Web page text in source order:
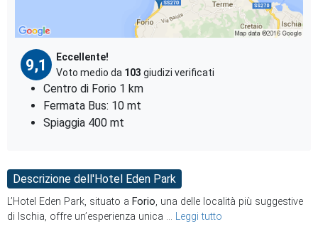
9,1
Eccellente!
Voto medio da 103 giudizi verificati
Centro di Forio 1 km
Fermata Bus: 10 mt
Spiaggia 400 mt
Descrizione dell'Hotel Eden Park
L’Hotel Eden Park, situato a Forio, una delle località più suggestive
di Ischia, offre un’esperienza unica ... Leggi tutto